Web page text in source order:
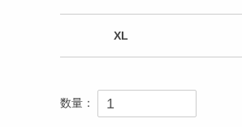
XL
数量：